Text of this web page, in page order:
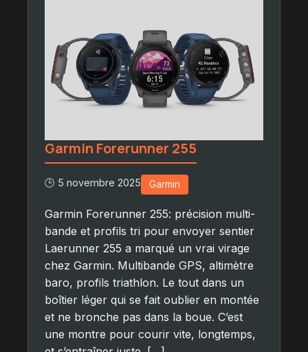
Garmin Forerunner 255
🕒 5 novembre 2025 Garmin
Garmin Forerunner 255: précision multi-
bande et profils tri pour envoyer sentier
Laerunner 255 a marqué un vrai virage
chez Garmin. Multibande GPS, altimètre
baro, profils triathlon. Le tout dans un
boîtier léger qui se fait oublier en montée
et ne bronche pas dans la boue. C’est
une montre pour courir vite, longtemps,